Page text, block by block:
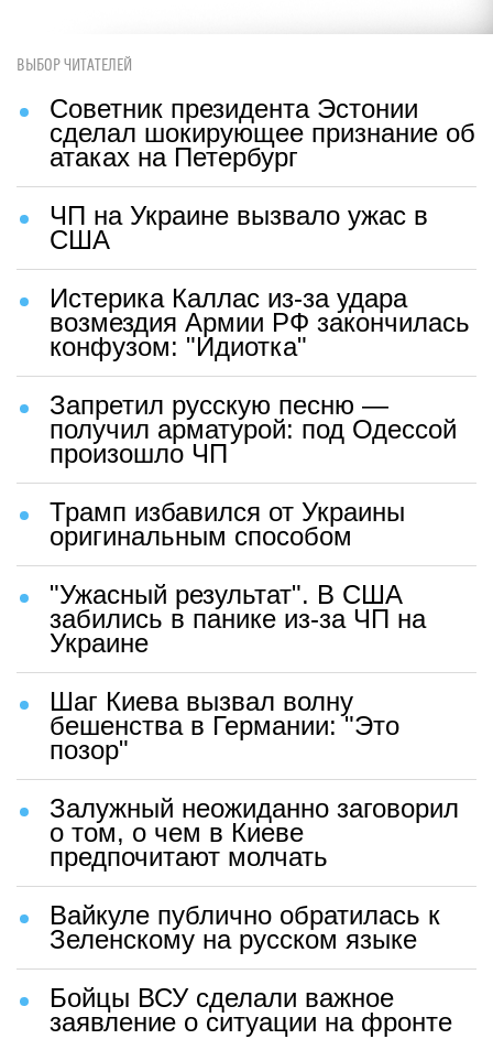
ВЫБОР ЧИТАТЕЛЕЙ
Советник президента Эстонии
сделал шокирующее признание об
атаках на Петербург
ЧП на Украине вызвало ужас в
США
Истерика Каллас из-за удара
возмездия Армии РФ закончилась
конфузом: "Идиотка"
Запретил русскую песню —
получил арматурой: под Одессой
произошло ЧП
Трамп избавился от Украины
оригинальным способом
"Ужасный результат". В США
забились в панике из-за ЧП на
Украине
Шаг Киева вызвал волну
бешенства в Германии: "Это
позор"
Залужный неожиданно заговорил
о том, о чем в Киеве
предпочитают молчать
Вайкуле публично обратилась к
Зеленскому на русском языке
Бойцы ВСУ сделали важное
заявление о ситуации на фронте